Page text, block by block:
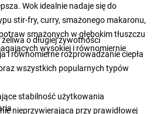
Wok idealnie nadaje się do
stir-fry, curry, smażonego makaronu,
smażonych w głębokim tłuszczu
wysokiej i równomiernie
o długiej żywotności
i równomierne rozprowadzanie ciepła
wszystkich popularnych typów
stabilność użytkowania
nieprzywierająca przy prawidłowej